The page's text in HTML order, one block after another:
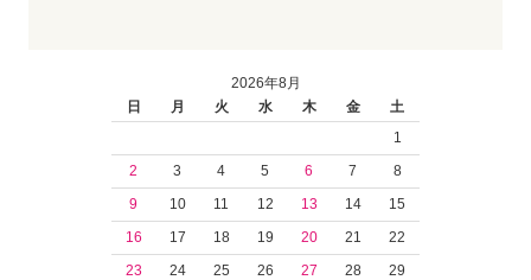
2026年8月
日
月 火 水 木 金
土
1
2
3 4 5 6 7
8
9
10 11 12 13 14
15
16
17 18 19 20 21
22
23
24 25 26 27 28
29